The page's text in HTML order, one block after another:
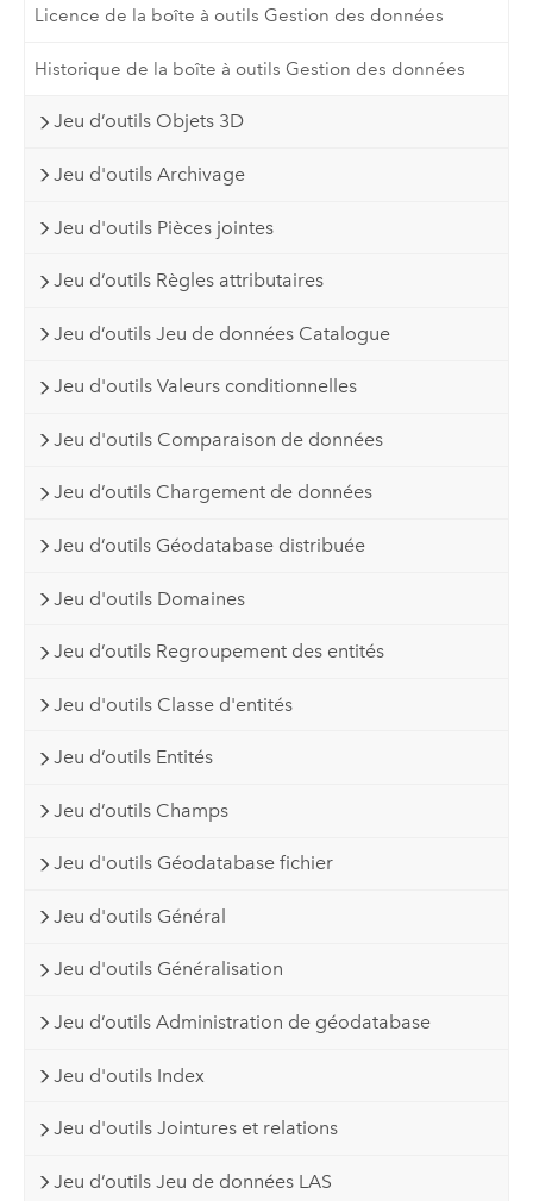
Licence de la boîte à outils Gestion des données
Historique de la boîte à outils Gestion des données
Jeu d’outils Objets 3D
Jeu d'outils Archivage
Jeu d'outils Pièces jointes
Jeu d’outils Règles attributaires
Jeu d’outils Jeu de données Catalogue
Jeu d'outils Valeurs conditionnelles
Jeu d'outils Comparaison de données
Jeu d’outils Chargement de données
Jeu d’outils Géodatabase distribuée
Jeu d'outils Domaines
Jeu d’outils Regroupement des entités
Jeu d'outils Classe d'entités
Jeu d’outils Entités
Jeu d’outils Champs
Jeu d'outils Géodatabase fichier
Jeu d'outils Général
Jeu d'outils Généralisation
Jeu d’outils Administration de géodatabase
Jeu d'outils Index
Jeu d'outils Jointures et relations
Jeu d’outils Jeu de données LAS